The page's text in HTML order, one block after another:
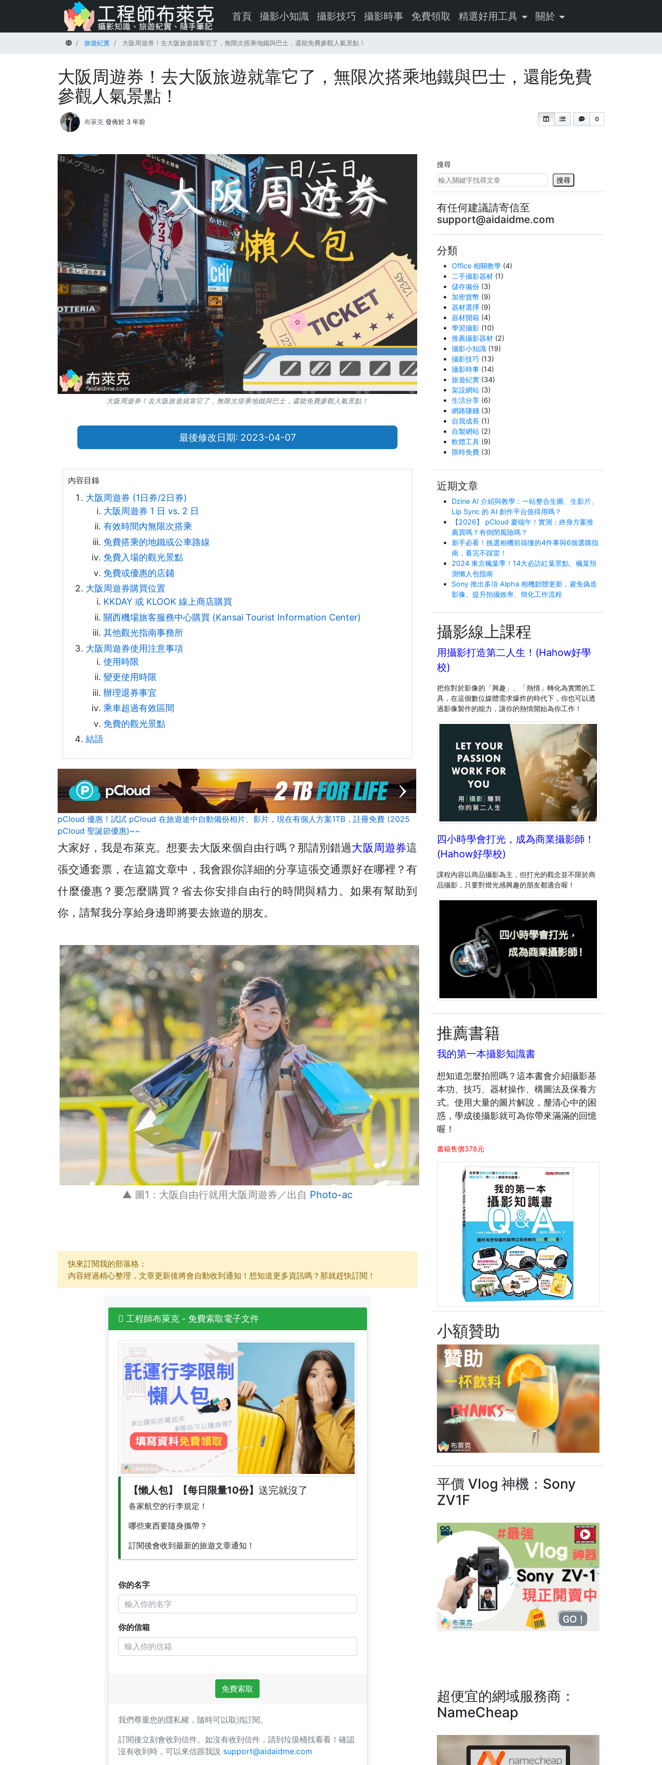
首頁 攝影小知識 攝影技巧 攝影時事 免費領取 精選好用工具 關於
首頁 旅遊紀實 大阪周遊券！去大阪旅遊就靠它了，無限次搭乘地鐵與巴士，還能免費參觀人氣景點！
大阪周遊券！去大阪旅遊就靠它了，無限次搭乘地鐵與巴士，還能免費
參觀人氣景點！
0
布萊克 發佈於 3 年前
大阪周遊券！去大阪旅遊就靠它了，無限次搭乘地鐵與巴士，還能免費參觀人氣景點！
最後修改日期: 2023-04-07
內容目錄
大阪周遊券 (1日券/2日券)
大阪周遊券 1 日 vs. 2 日
有效時間內無限次搭乘
免費搭乘的地鐵或公車路線
免費入場的觀光景點
免費或優惠的店鋪
大阪周遊券購買位置
KKDAY 或 KLOOK 線上商店購買
關西機場旅客服務中心購買 (Kansai Tourist Information Center)
其他觀光指南事務所
大阪周遊券使用注意事項
使用時限
變更使用時限
辦理退券事宜
乘車超過有效區間
免費的觀光景點
結語
pCloud 優惠！試試 pCloud 在旅遊途中自動備份相片、影片，現在有個人方案1TB，註冊免費 (2025
pCloud 聖誕節優惠)~~
大家好，我是布萊克。想要去大阪來個自由行嗎？那請別錯過大阪周遊券這
張交通套票，在這篇文章中，我會跟你詳細的分享這張交通票好在哪裡？有
什麼優惠？要怎麼購買？省去你安排自由行的時間與精力。如果有幫助到
你，請幫我分享給身邊即將要去旅遊的朋友。
▲ 圖1：大阪自由行就用大阪周遊券／出自 Photo-ac
快來訂閱我的部落格：
內容經過精心整理，文章更新後將會自動收到通知！想知道更多資訊嗎？那就趕快訂閱！
搜尋
搜尋
有任何建議請寄信至
support@aidaidme.com
分類
Office 相關教學 (4)
二手攝影器材 (1)
儲存備份 (3)
加密貨幣 (9)
器材選擇 (9)
器材開箱 (4)
學習攝影 (10)
推薦攝影器材 (2)
攝影小知識 (19)
攝影技巧 (13)
攝影時事 (14)
旅遊紀實 (34)
架設網站 (3)
生活分享 (6)
網路賺錢 (3)
自我成長 (1)
自製網站 (2)
軟體工具 (9)
限時免費 (3)
近期文章
Dzine AI 介紹與教學：一站整合生圖、生影片、
Lip Sync 的 AI 創作平台值得用嗎？
【2026】 pCloud 慶端午！實測：終身方案推
薦買嗎？有倒閉風險嗎？
新手必看！挑選相機前搞懂的4件事與6個選購指
南，看完不踩雷！
2024 東京楓葉季！14大必訪紅葉景點、楓葉預
測懶人包指南
Sony 推出多項 Alpha 相機韌體更新，避免偽造
影像、提升拍攝效率、簡化工作流程
攝影線上課程
用攝影打造第二人生！(Hahow好學
校)
把你對於影像的「興趣」、「熱情」轉化為實際的工
具，在這個數位媒體需求爆炸的時代下，你也可以透
過影像製作的能力，讓你的熱情開始為你工作！
四小時學會打光，成為商業攝影師！
(Hahow好學校)
課程內容以商品攝影為主，但打光的觀念並不限於商
品攝影，只要對燈光感興趣的朋友都適合喔！
推薦書籍
我的第一本攝影知識書
想知道怎麼拍照嗎？這本書會介紹攝影基
本功、技巧、器材操作、構圖法及保養方
式。使用大量的圖片解說，釐清心中的困
惑，學成後攝影就可為你帶來滿滿的回憶
喔！
書籍售價378元
小額贊助
平價 Vlog 神機：Sony
ZV1F
超便宜的網域服務商：
NameCheap